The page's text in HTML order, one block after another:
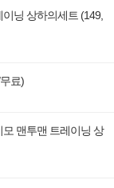
닝 상하의세트 (149,
료)
맨투맨 트레이닝 상